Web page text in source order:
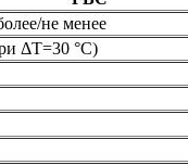
не менее
ΔT=30 °C)